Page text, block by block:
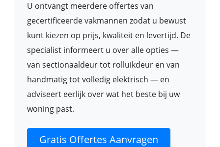
U ontvangt meerdere offertes van
gecertificeerde vakmannen zodat u bewust
kunt kiezen op prijs, kwaliteit en levertijd. De
specialist informeert u over alle opties —
van sectionaaldeur tot rolluikdeur en van
handmatig tot volledig elektrisch — en
adviseert eerlijk over wat het beste bij uw
woning past.
Gratis Offertes Aanvragen